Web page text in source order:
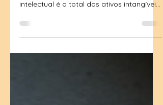
Há valores intangíveis dentro de uma
intelectual é o total dos ativos intangíveis.
Para que algo seja...